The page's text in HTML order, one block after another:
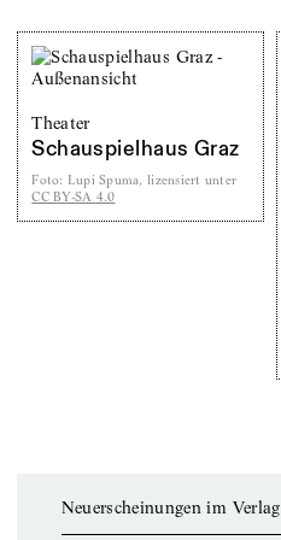
Theater
Schauspielhaus Graz
Foto: Lupi Spuma, lizensiert unter
CC BY-SA 4.0
Neuerscheinungen im Verlag